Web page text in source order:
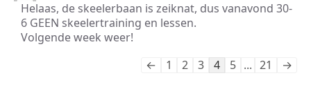
Helaas, de skeelerbaan is zeiknat, dus vanavond 30-
6 GEEN skeelertraining en lessen.
Volgende week weer!
Navigatie
← 1 2 3 4 5 ... 21 →